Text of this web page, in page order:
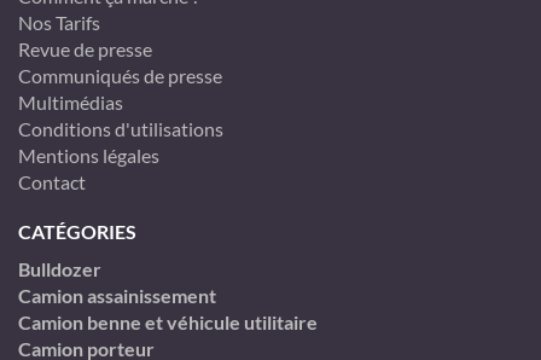
Nos Tarifs
Revue de presse
Communiqués de presse
Multimédias
Conditions d'utilisations
Mentions légales
Contact
CATÉGORIES
Bulldozer
Camion assainissement
Camion benne et véhicule utilitaire
Camion porteur